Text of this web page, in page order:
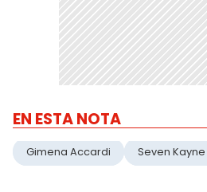
EN ESTA NOTA
Gimena Accardi Seven Kayne